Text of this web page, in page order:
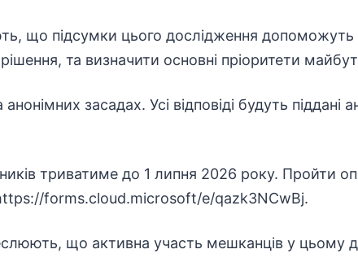
що підсумки цього дослідження допоможуть
та визначити основні пріоритети
засадах. Усі відповіді будуть піддані
триватиме до 1 липня 2026 року. Пройти
forms.cloud.microsoft/e/qazk3NCwBj.
що активна участь мешканців у цьому